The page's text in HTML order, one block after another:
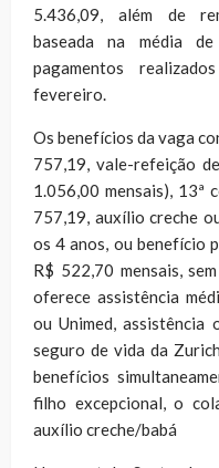
5.436,09, além de
baseada na média
pagamentos
fevereiro.
Os benefícios da vaga
757,19, vale-refeição
1.056,00 mensais), 13ª
757,19, auxílio creche
os 4 anos, ou benefício
R$ 522,70 mensais,
oferece assistência
ou Unimed,
seguro de vida da
benefícios
filho excepcional, o
auxílio creche/babá